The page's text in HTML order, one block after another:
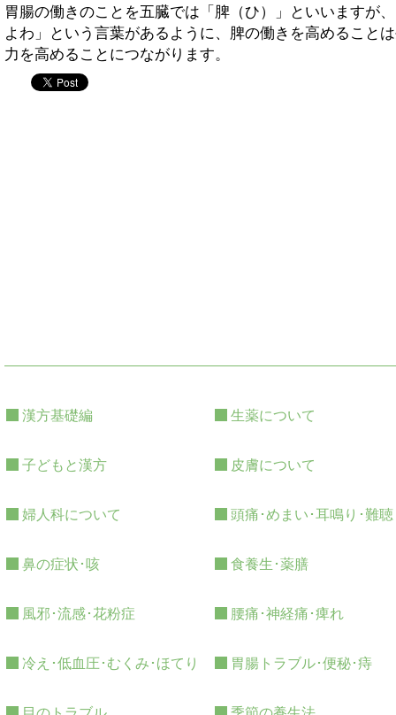
胃腸の働きのことを五臓では「脾（ひ）」といいますが
よわ」という言葉があるように、脾の働きを高めること
力を高めることにつながります。
漢方基礎編 生薬について
子どもと漢方 皮膚について
婦人科について 頭痛･めまい･耳鳴り･難聴
鼻の症状･咳 食養生･薬膳
風邪･流感･花粉症 腰痛･神経痛･痺れ
冷え･低血圧･むくみ･ほてり 胃腸トラブル･便秘･痔